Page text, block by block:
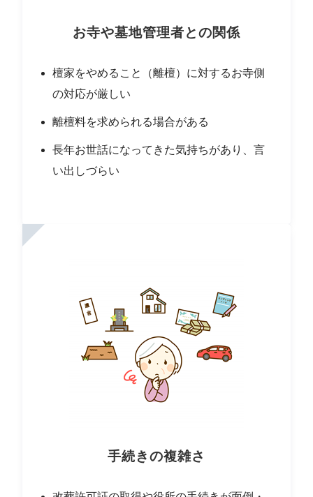
お寺や墓地管理者との関係
檀家をやめること（離檀）に対するお寺側
の対応が厳しい
離檀料を求められる場合がある
長年お世話になってきた気持ちがあり、言
い出しづらい
手続きの複雑さ